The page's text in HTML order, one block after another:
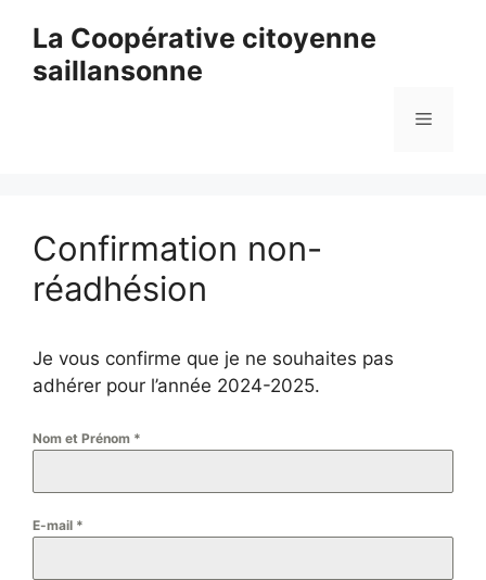
contenu
La Coopérative citoyenne
saillansonne
Menu
Confirmation non-
réadhésion
Je vous confirme que je ne souhaites pas
adhérer pour l’année 2024-2025.
Nom et Prénom *
E-mail *